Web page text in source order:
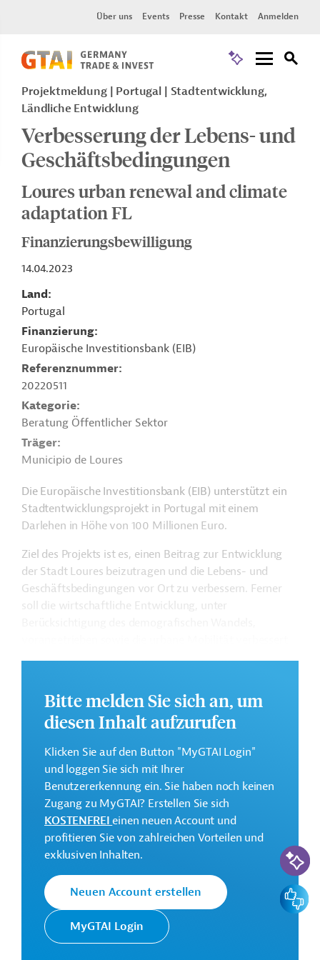
Über uns Events Presse Kontakt Anmelden
Projektmeldung Portugal
Stadtentwicklung,
Ländliche Entwicklung
Verbesserung der Lebens- und
Geschäftsbedingungen
Loures urban renewal and climate
adaptation FL
Finanzierungsbewilligung
14.04.2023
Land
Portugal
Finanzierung
Europäische Investitionsbank (EIB)
Referenznummer
20220511
Kategorie
Beratung Öffentlicher Sektor
Träger
Municipio de Loures
Die Europäische Investitionsbank (EIB) unterstützt ein
Stadtentwicklungsprojekt in Portugal mit einem
Darlehen in Höhe von 100 Millionen Euro.
Ziel des Projekts ist es, einen Beitrag zur Entwicklung
der Stadt Loures beizutragen und die Lebens- und
Geschäftsbedingungen vor Ort zu verbessern. Ferner
soll die wirtschaftliche Entwicklung, unter
werden.
Sie auf derWebseite der EIB
.
Gesamtkosten:
Geberbeitrag:
100 Millionen Euro (voraussichtlich; Darlehen)
Kontaktadressen
Europäische
Investitionsbank
Die EIB vertritt die
wirtschaftlichen Interessen der EU
durch Kreditvergabe an alle
Mitgliedsländer und unterstützt
Bitte melden Sie sich an, um
diesen Inhalt aufzurufen
Klicken Sie auf den Button "MyGTAI Login"
und loggen Sie sich mit Ihrer
Benutzererkennung ein. Sie haben noch keinen
Zugang zu MyGTAI? Erstellen Sie sich
KOSTENFREIeinen neuen Account und
profitieren Sie von zahlreichen Vorteilen und
exklusiven Inhalten.
Neuen Account erstellen
MyGTAI Login
KI-